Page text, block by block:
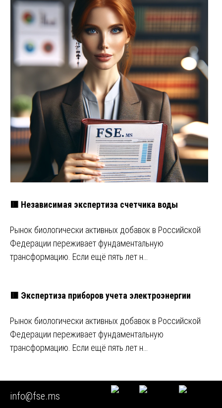
🟥 Независимая экспертиза счетчика воды
Рынок биологически активных добавок в Российской
Федерации переживает фундаментальную
трансформацию. Если ещё пять лет н…
🟥 Экспертиза приборов учета электроэнергии
Рынок биологически активных добавок в Российской
Федерации переживает фундаментальную
трансформацию. Если ещё пять лет н…
🔴 Экспертиза пожара дома
info@fse.ms